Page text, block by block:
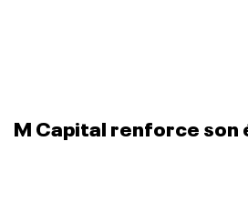
M Capital renforce son